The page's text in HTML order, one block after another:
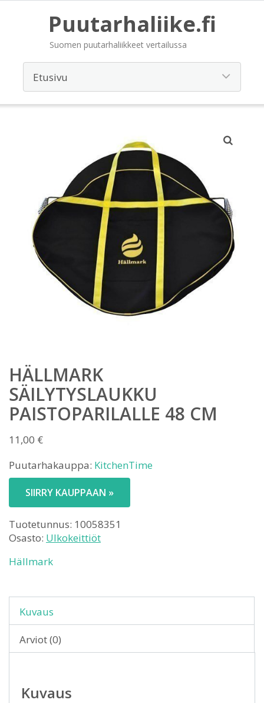
Puutarhaliike.fi
Suomen puutarhaliikkeet vertailussa
HÄLLMARK
SÄILYTYSLAUKKU
PAISTOPARILALLE 48 CM
11,00 €
Puutarhakauppa: KitchenTime
SIIRRY KAUPPAAN »
Tuotetunnus: 10058351
Osasto: Ulkokeittiöt
Hällmark
Kuvaus
Arviot (0)
Kuvaus